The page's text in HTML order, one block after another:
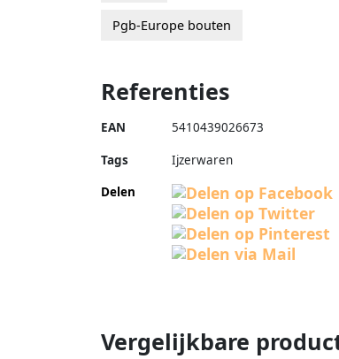
Pgb-Europe bouten
Referenties
EAN 5410439026673
Tags
Ijzerwaren
Delen
Vergelijkbare